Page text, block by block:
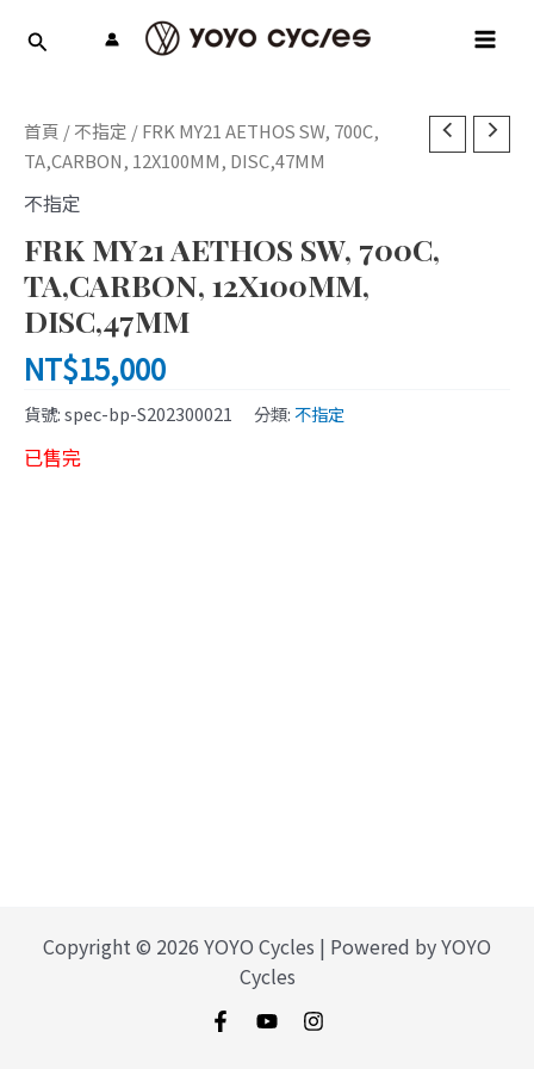
首頁 /不指定 / FRK MY21 AETHOS SW, 700C,
TA,CARBON, 12X100MM, DISC,47MM
不指定
FRK MY21 AETHOS SW, 700C,
TA,CARBON, 12X100MM,
DISC,47MM
NT$15,000
貨號:spec-bp-S202300021 分類:不指定
已售完
Copyright © 2026 YOYO Cycles | Powered by YOYO
Cycles